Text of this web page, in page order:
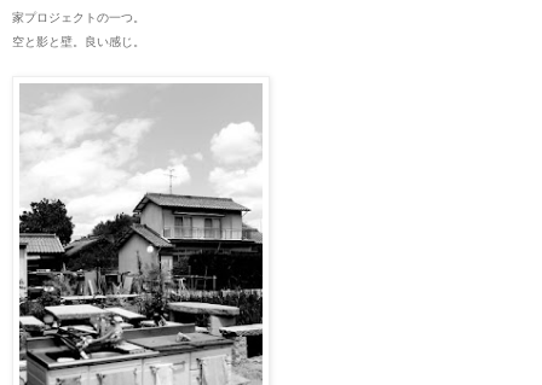
家プロジェクトの一つ。
空と影と壁。良い感じ。